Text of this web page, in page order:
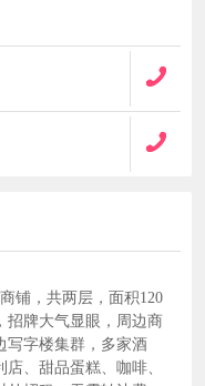
铺，共两层，面积120
招牌大气显眼，周边商
写字楼集群，多家酒
、甜品蛋糕、咖啡、